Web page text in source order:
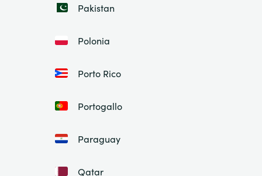
Pakistan
Polonia
Porto Rico
Portogallo
Paraguay
Qatar